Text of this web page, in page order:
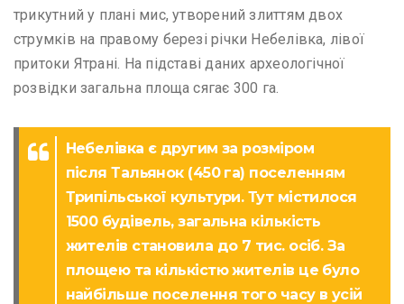
трикутний у плані мис, утворений злиттям двох
струмків на правому березі річки Небелівка, лівої
притоки Ятрані. На підставі даних археологічної
розвідки загальна площа сягає 300 га.
Небелівка є другим за розміром
після Тальянок (450 га) поселенням
Трипільської культури. Тут містилося
1500 будівель, загальна кількість
жителів становила до 7 тис. осіб. За
площею та кількістю жителів це було
найбільше поселення того часу в усій